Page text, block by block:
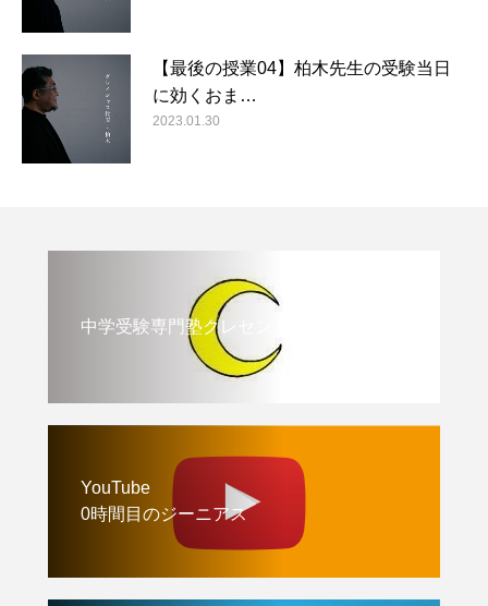
【最後の授業04】柏木先生の受験当日
に効くおま…
2023.01.30
中学受験専門塾クレセント
YouTube
0時間目のジーニアス